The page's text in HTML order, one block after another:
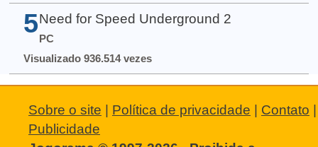
5 Need for Speed Underground 2
PC
Visualizado 936.514 vezes
Sobre o site | Política de privacidade | Contato |
Publicidade